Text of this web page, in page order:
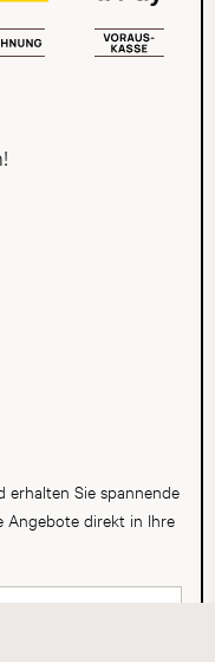
erhalten Sie spannende
Angebote direkt in Ihre